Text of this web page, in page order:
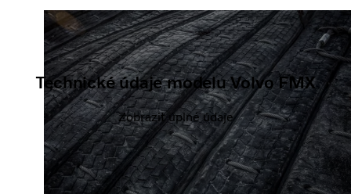
Technické údaje modelu Volvo FMX
Zobrazit úplné údaje